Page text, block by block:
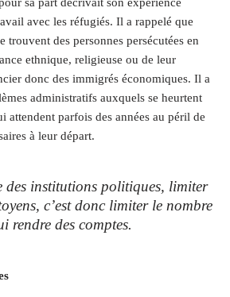
avec les réfugiés. Il a rappelé que
trouvent des personnes persécutées en
ethnique, religieuse ou de leur
donc des immigrés économiques. Il a
administratifs auxquels se heurtent
attendent parfois des années au péril de
à leur départ.
des institutions politiques, limiter
c’est donc limiter le nombre
rendre des comptes.